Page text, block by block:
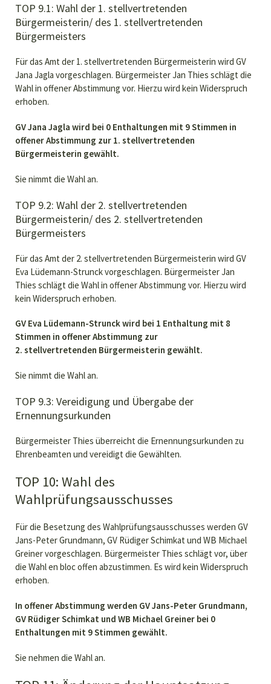
TOP 9.1: Wahl der 1. stellvertretenden
Bürgermeisterin/ des 1. stellvertretenden
Bürgermeisters
Für das Amt der 1. stellvertretenden Bürgermeisterin wird GV
Jana Jagla vorgeschlagen. Bürgermeister Jan Thies schlägt die
Wahl in offener Abstimmung vor. Hierzu wird kein Widerspruch
erhoben.
GV Jana Jagla wird bei 0 Enthaltungen mit 9 Stimmen in
offener Abstimmung zur 1. stellvertretenden
Bürgermeisterin gewählt.
Sie nimmt die Wahl an.
TOP 9.2: Wahl der 2. stellvertretenden
Bürgermeisterin/ des 2. stellvertretenden
Bürgermeisters
Für das Amt der 2. stellvertretenden Bürgermeisterin wird GV
Eva Lüdemann-Strunck vorgeschlagen. Bürgermeister Jan
Thies schlägt die Wahl in offener Abstimmung vor. Hierzu wird
kein Widerspruch erhoben.
GV Eva Lüdemann-Strunck wird bei 1 Enthaltung mit 8
Stimmen in offener Abstimmung zur
2. stellvertretenden Bürgermeisterin gewählt.
Sie nimmt die Wahl an.
TOP 9.3: Vereidigung und Übergabe der
Ernennungsurkunden
Bürgermeister Thies überreicht die Ernennungsurkunden zu
Ehrenbeamten und vereidigt die Gewählten.
TOP 10: Wahl des
Wahlprüfungsausschusses
Für die Besetzung des Wahlprüfungsausschusses werden GV
Jans-Peter Grundmann, GV Rüdiger Schimkat und WB Michael
Greiner vorgeschlagen. Bürgermeister Thies schlägt vor, über
die Wahl en bloc offen abzustimmen. Es wird kein Widerspruch
erhoben.
In offener Abstimmung werden GV Jans-Peter Grundmann,
GV Rüdiger Schimkat und WB Michael Greiner bei 0
Enthaltungen mit 9 Stimmen gewählt.
Sie nehmen die Wahl an.